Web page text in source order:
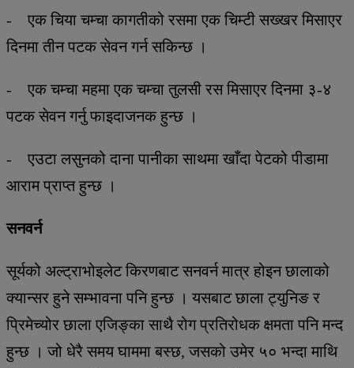
- एक चिया चम्चा कागतीको रसमा एक चिम्टी सख्खर मिसाएर
दिनमा तीन पटक सेवन गर्न सकिन्छ ।
- एक चम्चा महमा एक चम्चा तुलसी रस मिसाएर दिनमा ३-४
पटक सेवन गर्नु फाइदाजनक हुन्छ ।
- एउटा लसुनको दाना पानीका साथमा खाँदा पेटको पीडामा
आराम प्राप्त हुन्छ ।
सनवर्न
सूर्यको अल्ट्राभोइलेट किरणबाट सनवर्न मात्र होइन छालाको
क्यान्सर हुने सम्भावना पनि हुन्छ । यसबाट छाला ट्युनिङ र
पि्रमेच्योर छाला एजिङ्का साथै रोग प्रतिरोधक क्षमता पनि मन्द
हुन्छ । जो धेरै समय घाममा बस्छ, जसको उमेर ५० भन्दा माथि